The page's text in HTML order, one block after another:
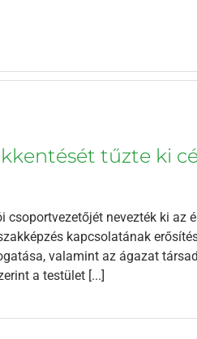
tűzte ki
nevezték ki az
kapcsolatának
valamint az ágazat
a testület [...]